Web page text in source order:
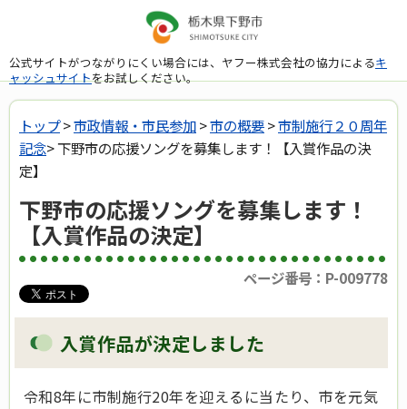
公式サイトがつながりにくい場合には、ヤフー株式会社の協力によるキ
ャッシュサイトをお試しください。
トップ>市政情報・市民参加>市の概要>市制施行２０周年
記念> 下野市の応援ソングを募集します！【入賞作品の決
定】
下野市の応援ソングを募集します！
【入賞作品の決定】
ページ番号：P-009778
入賞作品が決定しました
令和8年に市制施行20年を迎えるに当たり、市を元気